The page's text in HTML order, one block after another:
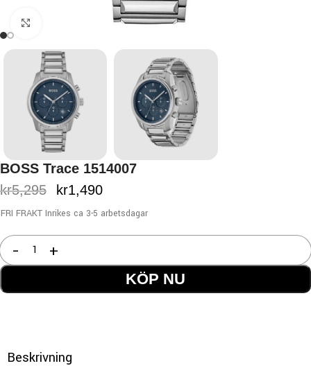
BOSS Trace 1514007
kr5,295 kr1,490
FRI FRAKT Inrikes ca 3-5 arbetsdagar
KÖP NU
Beskrivning